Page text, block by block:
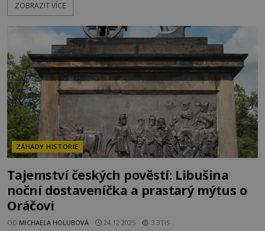
českém královském dvoře se objevují už ve 13.
víry a tajemství. Astrologie je nedílnou součástí
pražského dvora už za vlády mocného krále
Přemysla Otakara I
ZOBRAZIT VÍCE
ZÁHADY HISTORIE
Tajemství českých pověstí: Libušina
noční dostaveníčka a prastarý mýtus o
Oráčovi
OD MICHAELA HOLUBOVÁ 24.12.2025 3.3TIS